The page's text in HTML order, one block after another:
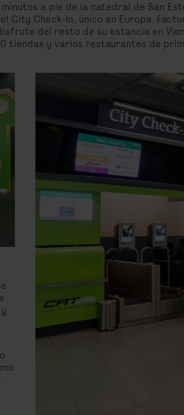
a pie de la catedral de San
City Check-In, único en Europa.
del resto de su estancia en
tiendas y varios restaurantes de